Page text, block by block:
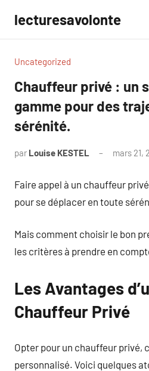
contenu
lecturesavolonte
Uncategorized
Chauffeur privé : un
gamme pour des
sérénité.
par Louise KESTEL mars 21,
Faire appel à un chauffeur
pour se déplacer en toute
Mais comment choisir le bon
les critères à prendre en
Les Avantages
Chauffeur Privé
Opter pour un chauffeur privé,
personnalisé. Voici quelques